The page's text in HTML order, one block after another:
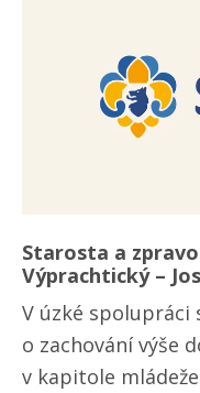
Starosta a
Výprachtický –
V úzké spolupráci
o zachování výše
v kapitole